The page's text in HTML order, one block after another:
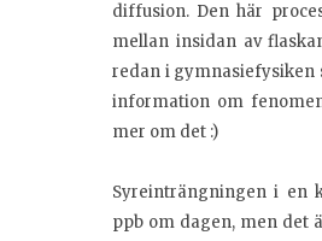
diffusion. Den här
mellan insidan av
redan i gymnasiefysiken
information om
mer om det :)
Syreinträngningen i en
ppb om dagen, men det